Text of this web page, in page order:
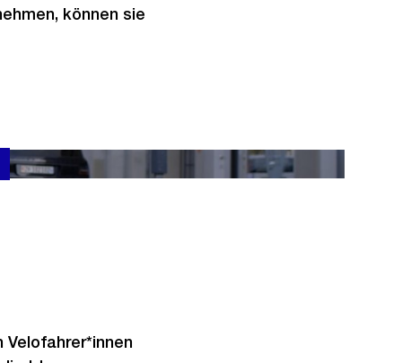
können sie
Autofahrende und Velofahrende wissen müssen,
Velofahrer*innen